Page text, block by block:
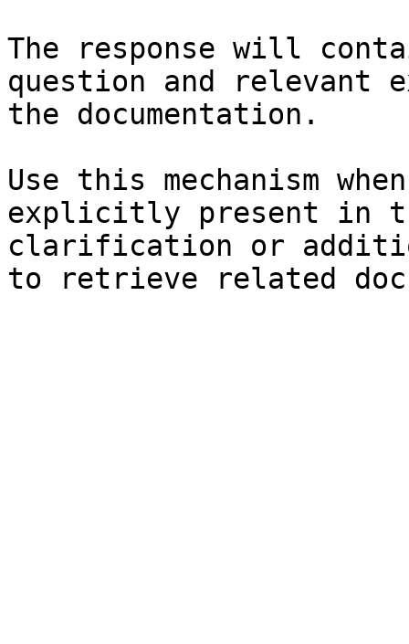
The response will
question and relevant
the documentation.
Use this mechanism
explicitly present in
clarification or